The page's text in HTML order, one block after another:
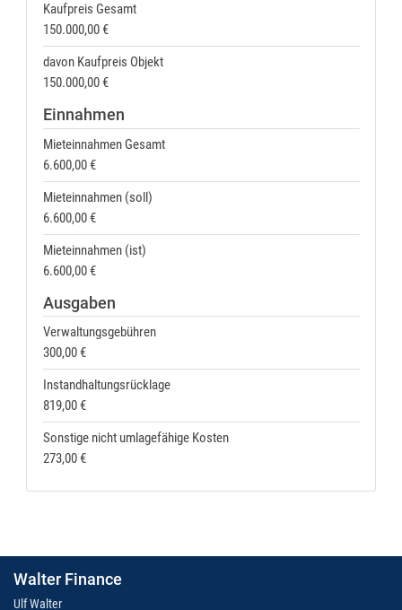
Kaufpreis Gesamt
150.000,00 €
davon Kaufpreis Objekt
150.000,00 €
Einnahmen
Mieteinnahmen Gesamt
6.600,00 €
Mieteinnahmen (soll)
6.600,00 €
Mieteinnahmen (ist)
6.600,00 €
Ausgaben
Verwaltungsgebühren
300,00 €
Instandhaltungsrücklage
819,00 €
Sonstige nicht umlagefähige Kosten
273,00 €
Walter Finance
Ulf Walter